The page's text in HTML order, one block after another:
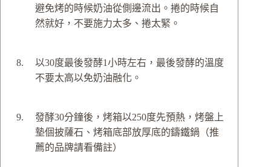
避免烤的時候奶油從側邊流出。捲的時候自
然就好，不要施力太多、捲太緊。
以30度最後發酵1小時左右，最後發酵的溫度
不要太高以免奶油融化。
發酵30分鐘後，烤箱以250度先預熱，烤盤上
墊個披薩石、烤箱底部放厚底的鑄鐵鍋（推
薦的品牌請看備註）